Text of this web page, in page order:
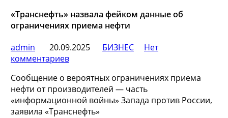
«Транснефть» назвала фейком данные об
ограничениях приема нефти
admin
20.09.2025 БИЗНЕС
Нет
комментариев
Сообщение о вероятных ограничениях приема
нефти от производителей — часть
«информационной войны» Запада против России,
заявила «Транснефть»